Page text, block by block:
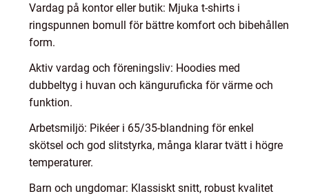
Vardag på kontor eller butik: Mjuka t-shirts i
ringspunnen bomull för bättre komfort och bibehållen
form.
Aktiv vardag och föreningsliv: Hoodies med
dubbeltyg i huvan och känguruficka för värme och
funktion.
Arbetsmiljö: Pikéer i 65/35-blandning för enkel
skötsel och god slitstyrka, många klarar tvätt i högre
temperaturer.
Barn och ungdomar: Klassiskt snitt, robust kvalitet